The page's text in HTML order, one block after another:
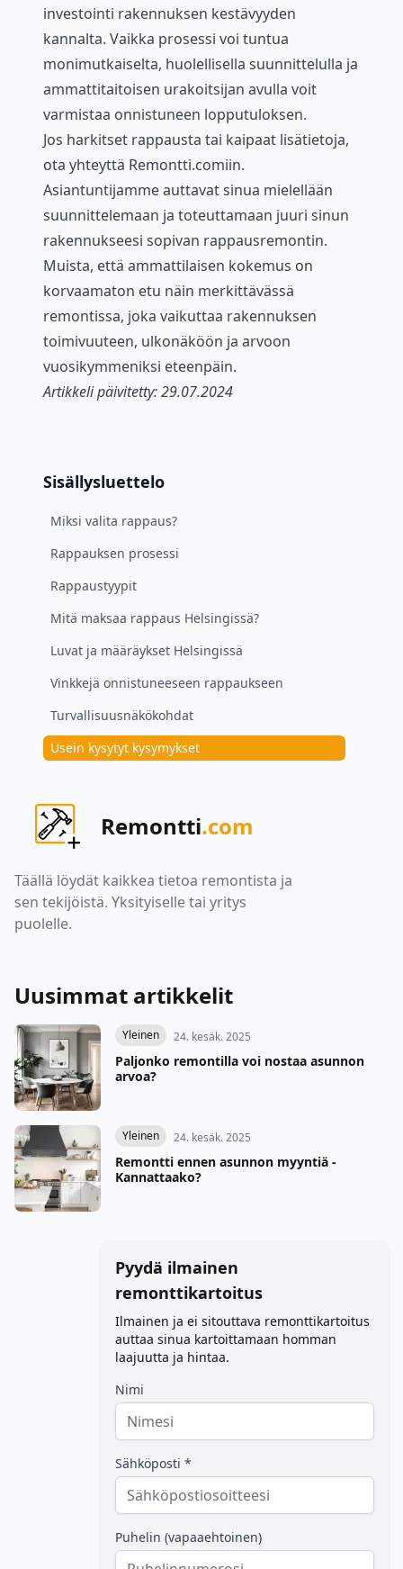
investointi rakennuksen kestävyyden
kannalta. Vaikka prosessi voi tuntua
monimutkaiselta, huolellisella suunnittelulla ja
ammattitaitoisen urakoitsijan avulla voit
varmistaa onnistuneen lopputuloksen.
Jos harkitset rappausta tai kaipaat lisätietoja,
ota yhteyttä Remontti.comiin.
Asiantuntijamme auttavat sinua mielellään
suunnittelemaan ja toteuttamaan juuri sinun
rakennukseesi sopivan rappausremontin.
Muista, että ammattilaisen kokemus on
korvaamaton etu näin merkittävässä
remontissa, joka vaikuttaa rakennuksen
toimivuuteen, ulkonäköön ja arvoon
vuosikymmeniksi eteenpäin.
Artikkeli päivitetty: 29.07.2024
Sisällysluettelo
Miksi valita rappaus?
Rappauksen prosessi
Rappaustyypit
Mitä maksaa rappaus Helsingissä?
Luvat ja määräykset Helsingissä
Vinkkejä onnistuneeseen rappaukseen
Turvallisuusnäkökohdat
Usein kysytyt kysymykset
Remontti.com
Täällä löydät kaikkea tietoa remontista ja
sen tekijöistä. Yksityiselle tai yritys
puolelle.
Uusimmat artikkelit
Yleinen 24. kesäk. 2025
Paljonko remontilla voi nostaa asunnon
arvoa?
Yleinen 24. kesäk. 2025
Remontti ennen asunnon myyntiä -
Kannattaako?
Pyydä ilmainen
remonttikartoitus
Ilmainen ja ei sitouttava remonttikartoitus
auttaa sinua kartoittamaan homman
laajuutta ja hintaa.
Nimi
Sähköposti *
Puhelin (vapaaehtoinen)